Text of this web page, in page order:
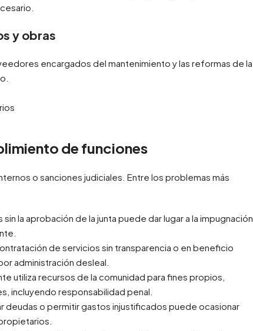
y obras
encargados del mantenimiento y las reformas de la
de funciones
o sanciones judiciales. Entre los problemas más
la aprobación de la junta puede dar lugar a la impugnación
de servicios sin transparencia o en beneficio
administración desleal.
utiliza recursos de la comunidad para fines propios,
incluyendo responsabilidad penal.
deudas o permitir gastos injustificados puede ocasionar